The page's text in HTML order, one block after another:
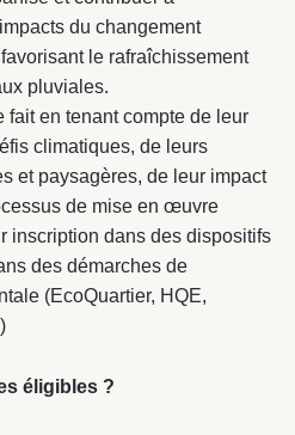
du changement
le rafraîchissement
pluviales.
fait en tenant compte de leur
climatiques, de leurs
et paysagères, de leur impact
de mise en œuvre
inscription dans des dispositifs
des démarches de
(EcoQuartier, HQE,
éligibles ?